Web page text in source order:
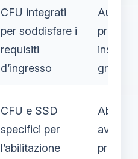
CFU integrati
per soddisfare i
requisiti
d’ingresso
inserirsi
CFU e SSD
specifici per
l’abilitazione